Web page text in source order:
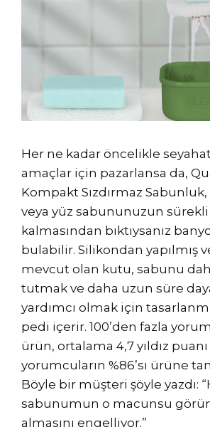
Her ne kadar öncelikle
amaçlar için pazarlansa da,
Kompakt Sızdırmaz
veya yüz sabununuzun sürekli
kalmasından bıktıysanız
bulabilir. Silikondan yapılmış
mevcut olan kutu, sabunu
tutmak ve daha uzun süre
yardımcı olmak için
pedi içerir. 100’den fazla
ürün, ortalama 4,7 yıldız puanı
yorumcuların %86’sı ürüne
Böyle bir müşteri şöyle yazdı:
sabunumun o macunsu
almasını engelliyor.”